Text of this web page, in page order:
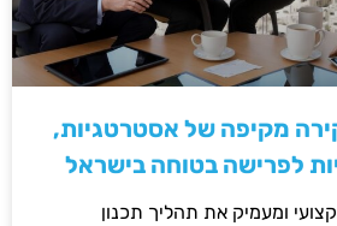
מקיפה של אסטרטגיות,
לפרישה בטוחה בישראל
ומעמיק את תהליך תכנון